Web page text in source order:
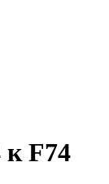
F74